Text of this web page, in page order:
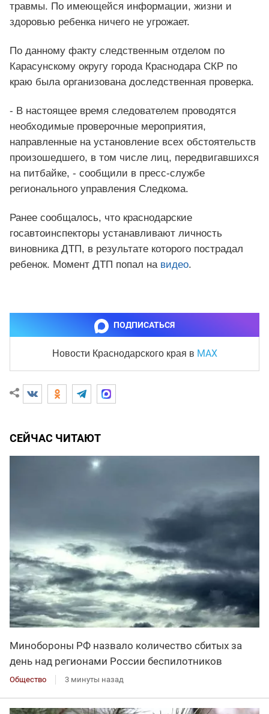
травмы. По имеющейся информации, жизни и
здоровью ребенка ничего не угрожает.
По данному факту следственным отделом по
Карасунскому округу города Краснодара СКР по
краю была организована доследственная проверка.
- В настоящее время следователем проводятся
необходимые проверочные мероприятия,
направленные на установление всех обстоятельств
произошедшего, в том числе лиц, передвигавшихся
на питбайке, - сообщили в пресс-службе
регионального управления Следкома.
Ранее сообщалось, что краснодарские
госавтоинспекторы устанавливают личность
виновника ДТП, в результате которого пострадал
ребенок. Момент ДТП попал на видео.
ПОДПИСАТЬСЯ
Новости Краснодарского края в MAX
СЕЙЧАС ЧИТАЮТ
Минобороны РФ назвало количество сбитых за
день над регионами России беспилотников
Общество 3 минуты назад